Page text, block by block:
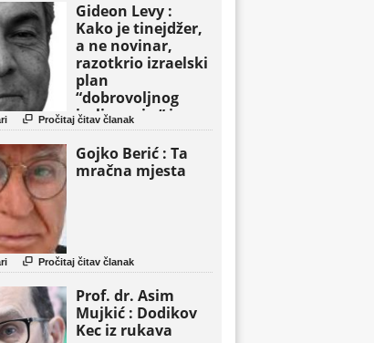
Gideon Levy :
Kako je tinejdžer,
a ne novinar,
razotkrio izraelski
plan
“dobrovoljnog
iseljavanja ” iz
Gaze
 Pročitaj čitav članak
Gojko Berić : Ta
mračna mjesta
 Pročitaj čitav članak
Prof. dr. Asim
Mujkić : Dodikov
Kec iz rukava